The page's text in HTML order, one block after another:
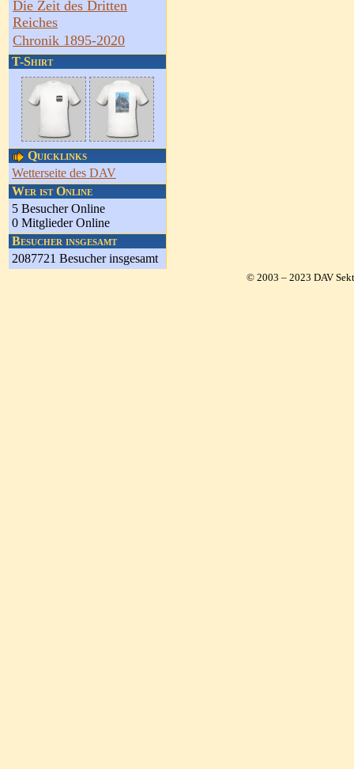
Die Zeit des Dritten
Reiches
Chronik 1895-2020
T-Shirt
Quicklinks
Wetterseite des DAV
Wer ist Online
5 Besucher Online
0 Mitglieder Online
Besucher insgesamt
2087721 Besucher insgesamt
© 2003 – 2023 DAV